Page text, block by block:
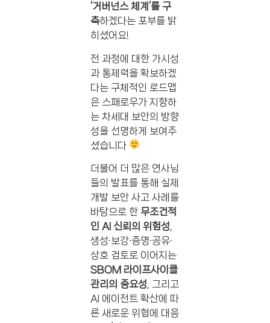
‘거버넌스 체계’를 구
축하겠다는 포부를 밝
히셨어요!
전 과정에 대한 가시성
과 통제력을 확보하겠
다는 구체적인 로드맵
은 스패로우가 지향하
는 차세대 보안의 방향
성을 선명하게 보여주
셨습니다
더불어 더 많은 연사님
들의 발표를 통해 실제
개발 보안 사고 사례를
바탕으로 한 무조건적
인 AI 신뢰의 위험성
생성·보강·증명·공유·
상호 검토로 이어지는
SBOM 라이프사이클
관리의 중요성 , 그리고
AI 에이전트 확산에 따
른 새로운 위협에 대응